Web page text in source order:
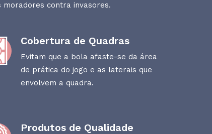
contra invasores.
Cobertura de Quadras
Evitam que a bola afaste-se da área
de prática do jogo e as laterais que
envolvem a quadra.
Produtos de Qualidade